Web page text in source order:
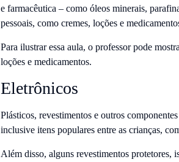
e farmacêutica – como óleos minerais,
pessoais, como cremes, loções e
Para ilustrar essa aula, o professor pode
loções e medicamentos.
Eletrônicos
Plásticos, revestimentos e outros
inclusive itens populares entre as crianças,
Além disso, alguns revestimentos protetores,